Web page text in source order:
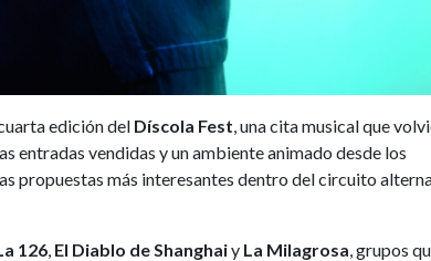
edición del Díscola Fest , una cita musical que
entradas vendidas y un ambiente animado desde los
propuestas más interesantes dentro del circuito
126 El Diablo de Shanghaiy La Milagrosa , grupos